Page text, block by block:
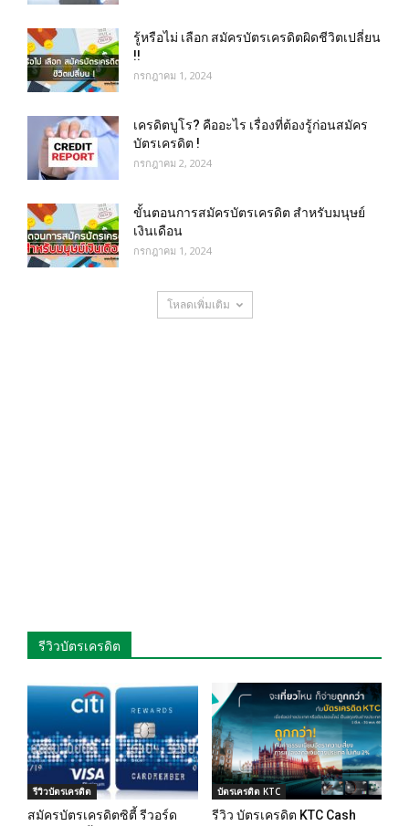
รู้หรือไม่ เลือก สมัครบัตรเครดิตผิดชีวิตเปลี่ยน
!!
กรกฎาคม 1, 2024
เครดิตบูโร? คืออะไร เรื่องที่ต้องรู้ก่อนสมัคร
บัตรเครดิต !
กรกฎาคม 2, 2024
ขั้นตอนการสมัครบัตรเครดิต สำหรับมนุษย์
เงินเดือน
กรกฎาคม 1, 2024
โหลดเพิ่มเติม
รีวิวบัตรเครดิต
รีวิวบัตรเครดิต
สมัครบัตรเครดิตซิตี้ รีวอร์ด
บัตรเครดิต KTC
รีวิว บัตรเครดิต KTC Cash